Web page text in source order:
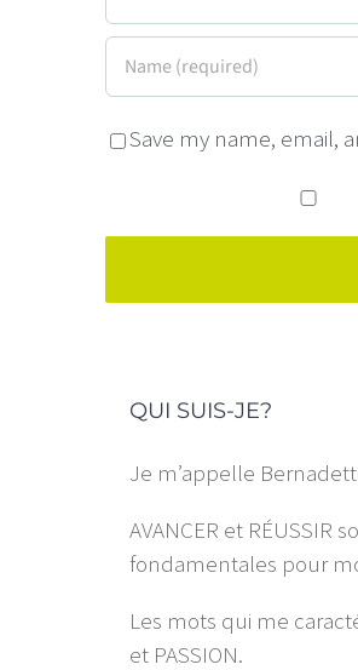
Save my name, email,
QUI SUIS-JE?
Je m’appelle
AVANCER et RÉUSSIR
fondamentales pour
Les mots qui me
et PASSION.